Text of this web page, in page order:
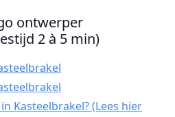
ontwerper
2 à 5 min)
Kasteelbrakel? (Lees hier